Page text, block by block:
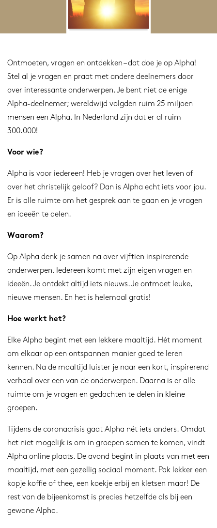
Ontmoeten, vragen en ontdekken – dat doe je op Alpha!
Stel al je vragen en praat met andere deelnemers door
over interessante onderwerpen. Je bent niet de enige
Alpha-deelnemer; wereldwijd volgden ruim 25 miljoen
mensen een Alpha. In Nederland zijn dat er al ruim
300.000!
Voor wie?
Alpha is voor iedereen! Heb je vragen over het leven of
over het christelijk geloof? Dan is Alpha echt iets voor jou.
Er is alle ruimte om het gesprek aan te gaan en je vragen
en ideeën te delen.
Waarom?
Op Alpha denk je samen na over vijftien inspirerende
onderwerpen. Iedereen komt met zijn eigen vragen en
ideeën. Je ontdekt altijd iets nieuws. Je ontmoet leuke,
nieuwe mensen. En het is helemaal gratis!
Hoe werkt het?
Elke Alpha begint met een lekkere maaltijd. Hét moment
om elkaar op een ontspannen manier goed te leren
kennen. Na de maaltijd luister je naar een kort, inspirerend
verhaal over een van de onderwerpen. Daarna is er alle
ruimte om je vragen en gedachten te delen in kleine
groepen.
Tijdens de coronacrisis gaat Alpha nét iets anders. Omdat
het niet mogelijk is om in groepen samen te komen, vindt
Alpha online plaats. De avond begint in plaats van met een
maaltijd, met een gezellig sociaal moment. Pak lekker een
kopje koffie of thee, een koekje erbij en kletsen maar! De
rest van de bijeenkomst is precies hetzelfde als bij een
gewone Alpha.